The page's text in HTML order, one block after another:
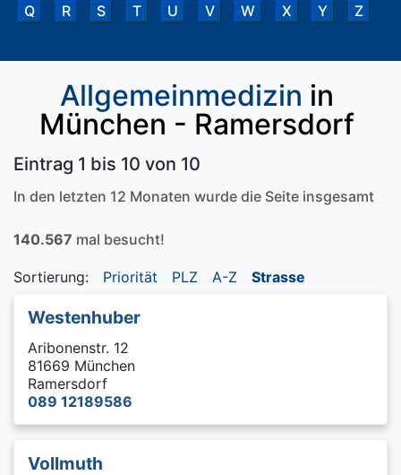
Q
R S T U V W X Y Z
Allgemeinmedizin in
München - Ramersdorf
Eintrag 1 bis 10 von 10
In den letzten 12 Monaten wurde die Seite insgesamt
140.567 mal besucht!
Sortierung: Priorität PLZ A-Z Strasse
Westenhuber
Aribonenstr. 12
81669 München
Ramersdorf
089 12189586
Vollmuth